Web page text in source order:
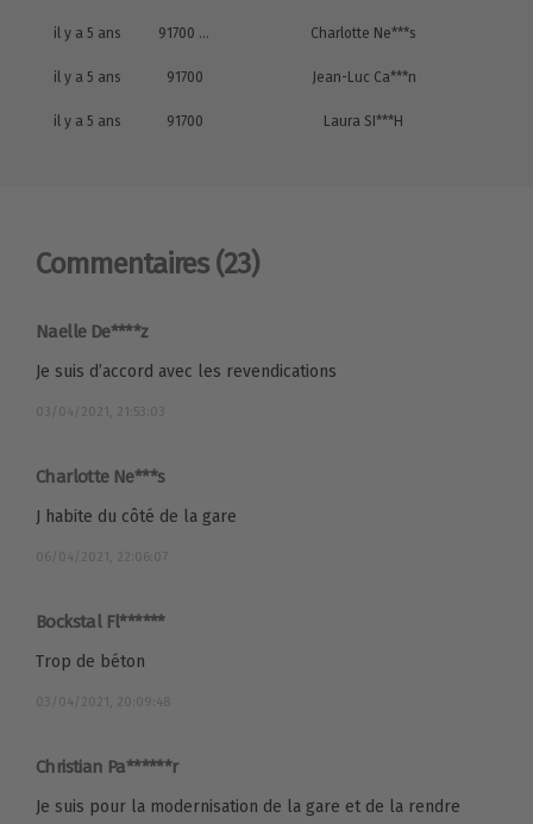
il y a 5 ans 91700 Ste genevieve des bois Charlotte Ne***s
il y a 5 ans 91700 Jean-Luc Ca***n
il y a 5 ans 91700 Laura SI***H
Commentaires (23)
Naelle De****z
Je suis d’accord avec les revendications
03/04/2021, 21:53:03
Charlotte Ne***s
J habite du côté de la gare
06/04/2021, 22:06:07
Bockstal Fl******
Trop de béton
03/04/2021, 20:09:48
Christian Pa******r
Je suis pour la modernisation de la gare et de la rendre